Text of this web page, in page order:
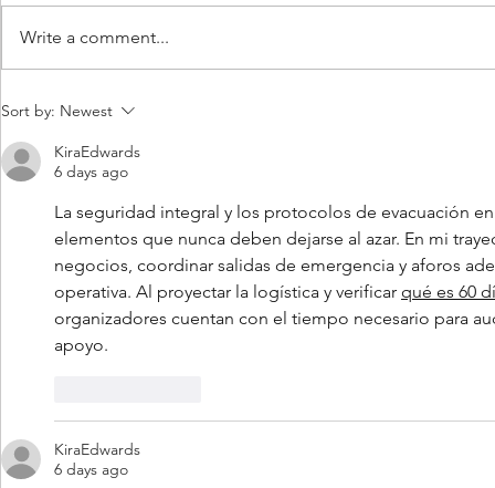
Las empresas como Audi
"Los eventos corporativos
vuelven"
Write a comment...
Sort by: Newest
KiraEdwards
6 days ago
La seguridad integral y los protocolos de evacuación
elementos que nunca deben dejarse al azar. En mi
negocios, coordinar salidas de emergencia y aforos
operativa. Al proyectar la logística y verificar qué es 60
organizadores cuentan con el tiempo necesario para
apoyo.
KiraEdwards
6 days ago